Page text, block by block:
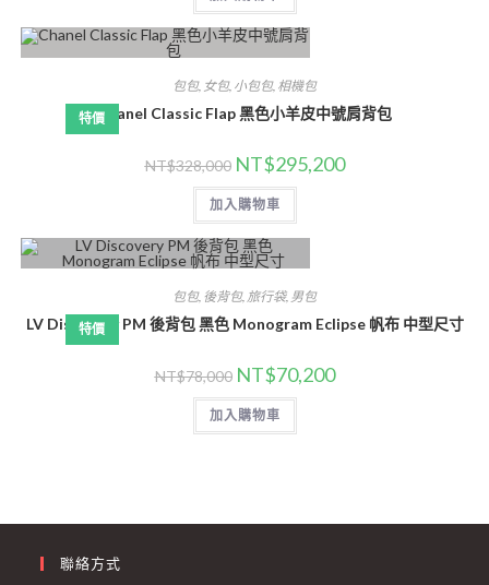
特價
包包, 女包, 小包包, 相機包
Chanel Classic Flap 黑色小羊皮中號肩背包
NT$328,000 NT$295,200
加入購物車
特價
包包, 後背包, 旅行袋, 男包
LV Discovery PM 後背包 黑色 Monogram Eclipse 帆布 中型尺寸
NT$78,000 NT$70,200
加入購物車
聯絡方式